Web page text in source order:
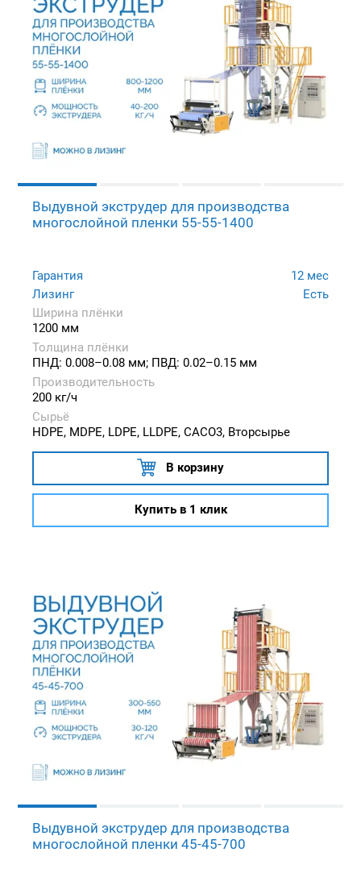
Выдувной экструдер для производства
многослойной пленки 55-55-1400
Гарантия
12 мес
Лизинг
Есть
Ширина плёнки
1200 мм
Толщина плёнки
ПНД: 0.008–0.08 мм; ПВД: 0.02–0.15 мм
Производительность
200 кг/ч
Сырьё
HDPE, MDPE, LDPE, LLDPE, CACO3, Вторсырье
В корзину
Купить в 1 клик
Выдувной экструдер для производства
многослойной пленки 45-45-700